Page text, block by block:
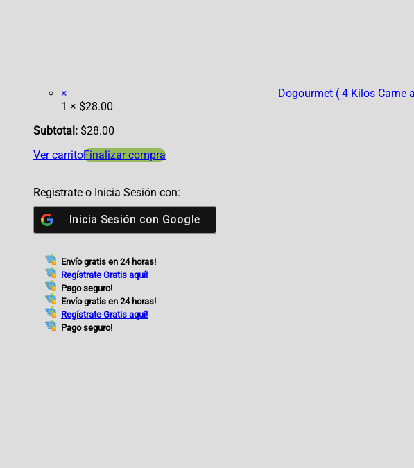
×
Dogourmet ( 4 Kilos Carne
1 × $28.00
Subtotal: $28.00
Ver carritoFinalizar compra
Registrate o Inicia Sesión con:
Inicia Sesión con Google
Envío gratis en 24 horas!
Regístrate Gratis aquí!
Pago seguro!
Envío gratis en 24 horas!
Regístrate Gratis aquí!
Pago seguro!